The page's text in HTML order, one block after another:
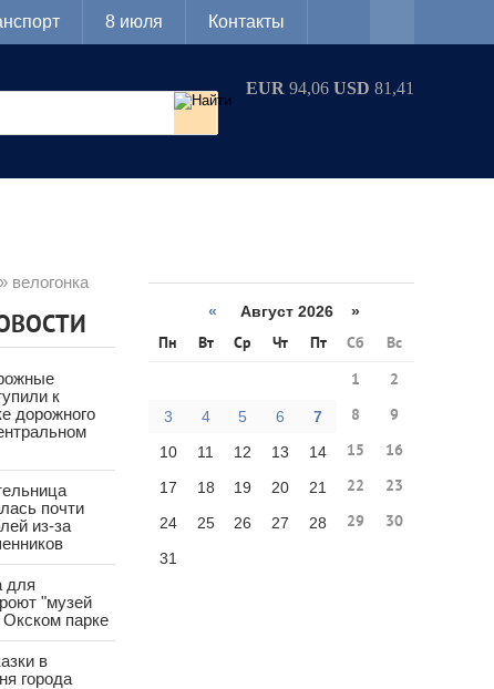
8 июля Контакты
EUR 94,06 USD 81,41
» велогонка
к
дорожного
почти
из-за
для
"музей
Окском парке
в
города
« Август 2026 »
Пн Вт Ср Чт Пт Сб
Вс
1
2
3 4 5 6 7 8 9
10 11 12 13 14 15 16
17 18 19 20 21 22 23
24 25 26 27 28 29 30
31